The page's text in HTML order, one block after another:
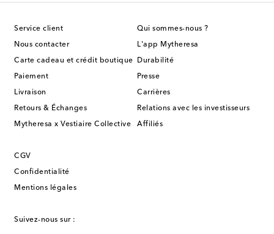
Service client
Nous contacter
Carte cadeau et crédit boutique
Paiement
Livraison
Retours & Échanges
Mytheresa x Vestiaire Collective
Qui sommes-nous ?
L'app Mytheresa
Durabilité
Presse
Carrières
Relations avec les investisseurs
Affiliés
CGV
Confidentialité
Mentions légales
Suivez-nous sur :